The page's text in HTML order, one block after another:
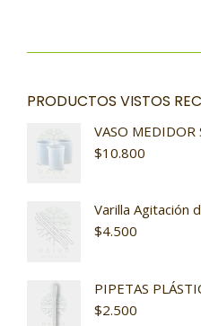
PRODUCTOS VISTOS
VASO
$10.800
Varilla Agitación
$4.500
PIPETAS
$2.500